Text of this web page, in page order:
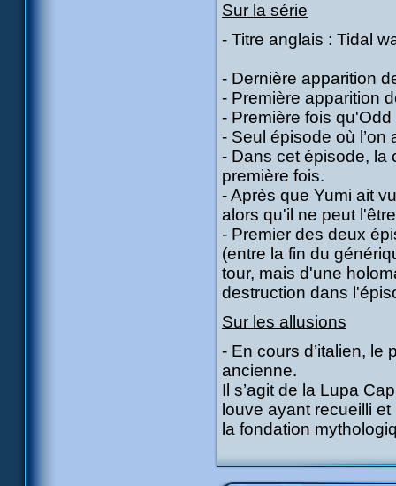
Sur la série
- Titre anglais : Tidal
- Dernière apparition
- Première apparition
- Première fois
- Seul épisode où l’on
- Dans cet épisode, la
première fois.
- Après que Yumi ait
alors qu'il ne peut
- Premier des deux
(entre la fin du
tour, mais d'une
destruction dans
Sur les allusions
- En cours d’italien, le
ancienne.
Il s’agit de la Lupa
louve ayant recueilli
la fondation